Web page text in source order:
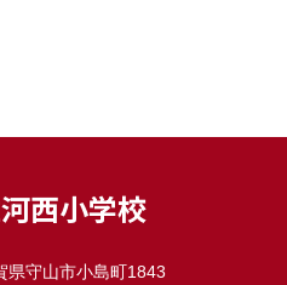
西小学校
守山市小島町1843